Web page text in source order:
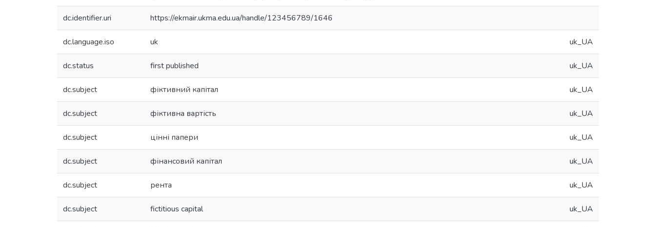
dc.identifier.uri https://ekmair.ukma.edu.ua/handle/123456789/1646
dc.language.iso uk uk_UA
dc.status first published uk_UA
dc.subject фіктивний капітал uk_UA
dc.subject фіктивна вартість uk_UA
dc.subject цінні папери uk_UA
dc.subject фінансовий капітал uk_UA
dc.subject рента uk_UA
dc.subject fictitious capital uk_UA